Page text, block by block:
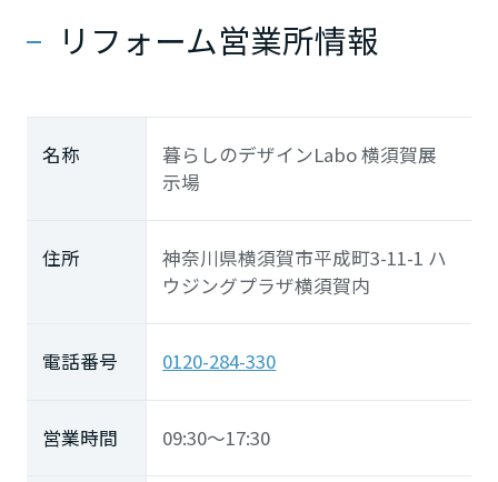
リフォーム営業所情報
名称
暮らしのデザインLabo 横須賀展
示場
住所
神奈川県横須賀市平成町3-11-1 ハ
ウジングプラザ横須賀内
電話番号 0120-284-330
営業時間 09:30～17:30
宮崎県
鹿児島県